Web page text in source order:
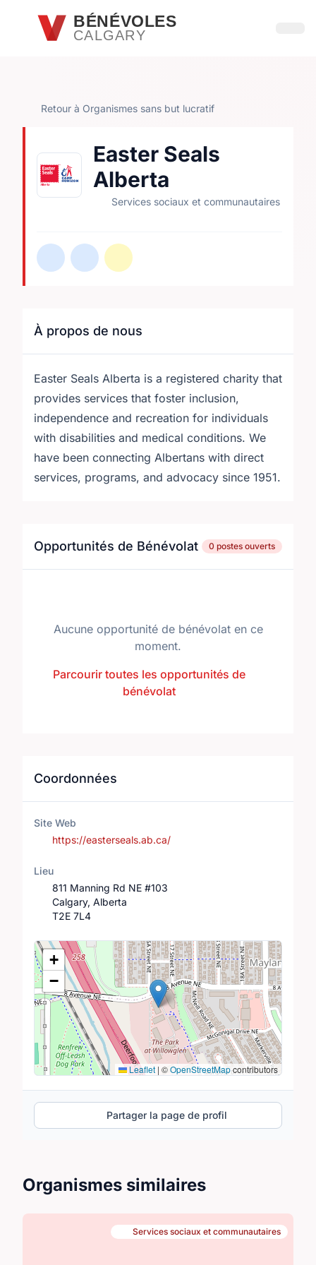
Passer au contenu principal
BÉNÉVOLES
CALGARY
Retour à Organismes sans but lucratif
Easter Seals
Alberta
Services sociaux et communautaires
À propos de nous
Easter Seals Alberta is a registered charity that
provides services that foster inclusion,
independence and recreation for individuals
with disabilities and medical conditions. We
have been connecting Albertans with direct
services, programs, and advocacy since 1951.
Opportunités de Bénévolat 0 postes ouverts
Aucune opportunité de bénévolat en ce
moment.
Parcourir toutes les opportunités de
bénévolat
Coordonnées
Site Web
https://easterseals.ab.ca/
Lieu
811 Manning Rd NE #103
Calgary, Alberta
T2E 7L4
Lieu
+
−
Leaflet | ©OpenStreetMapcontributors
Partager la page de profil
Organismes similaires
Services sociaux et communautaires